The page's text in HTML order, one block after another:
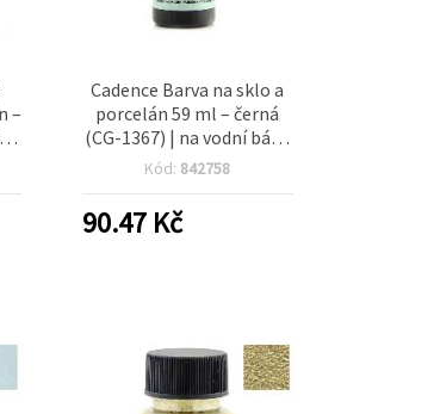
–
Cadence Barva na sklo a
porcelán 59 ml – černá
(CG-1367) | na vodní bázi,
vypalovací v troubě,
sklo, porcelán a keramiku
Kód: 842758
90.47Kč